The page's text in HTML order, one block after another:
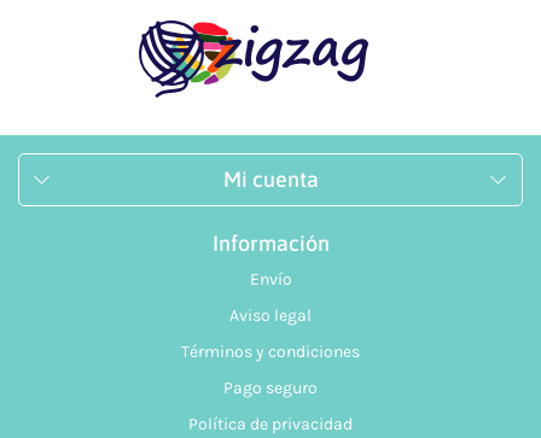
Mi cuenta
Información
Envío
Aviso legal
Términos y condiciones
Pago seguro
Política de privacidad